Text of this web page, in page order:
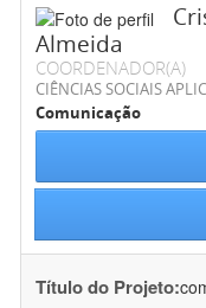
Almeida
COORDENADOR(A)
CIÊNCIAS SOCIAIS
Comunicação
Título do Projeto: